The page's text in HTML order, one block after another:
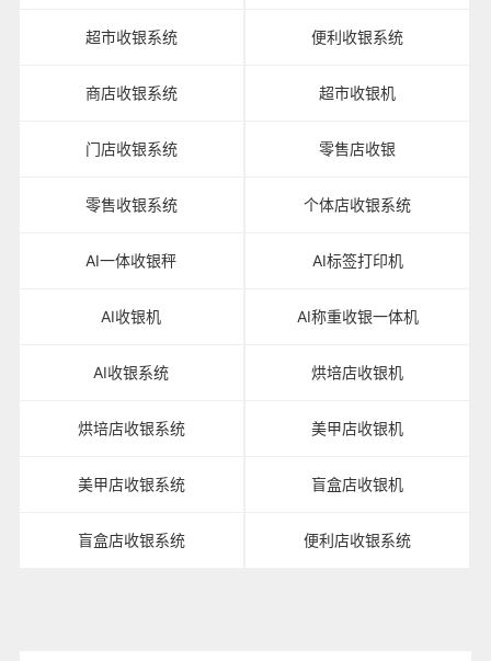
超市收银系统 便利收银系统
商店收银系统 超市收银机
门店收银系统 零售店收银
零售收银系统 个体店收银系统
AI一体收银秤 AI标签打印机
AI收银机 AI称重收银一体机
AI收银系统 烘培店收银机
烘培店收银系统 美甲店收银机
美甲店收银系统 盲盒店收银机
盲盒店收银系统 便利店收银系统